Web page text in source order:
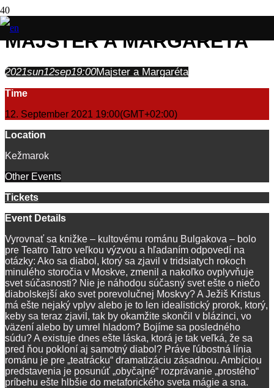
MAJSTER A MARGARÉTA
2021sun12Sep19:00Majster a Margaréta
Time
12. September 2021 19:00(GMT+02:00)
Location
Kežmarok
Other Events
Tickets
Event Details
Vyrovnať sa knižke – kultovému románu Bulgakova – bolo
pre Teatro Tatro veľkou výzvou a hľadaním odpovedí na
otázky: Ako sa diabol, ktorý sa zjavil v tridsiatych rokoch
minulého storočia v Moskve, zmenil a nakoľko ovplyvňuje
svet súčasnosti? Nie je náhodou súčasný svet ešte o niečo
diabolskejší ako svet porevolučnej Moskvy? A Ježiš Kristus
má ešte nejaký vplyv alebo je to len idealistický prorok, ktorý,
keby sa teraz zjavil, tak by okamžite skončil v blázinci, vo
väzení alebo by umrel hladom? Bojíme sa posledného
súdu? A existuje dnes ešte láska, ktorá je tak veľká, že sa
pred ňou pokloní aj samotný diabol? Práve ľúbostná línia
románu je pre „teatrácku“ dramatizáciu zásadnou. Ambíciou
predstavenia je posunúť „obyčajné“ rozprávanie „prostého“
príbehu ešte hlbšie do metaforického sveta mágie a sna.